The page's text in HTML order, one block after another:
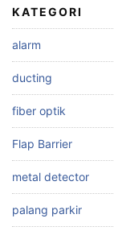
KATEGORI
alarm
ducting
fiber optik
Flap Barrier
metal detector
palang parkir